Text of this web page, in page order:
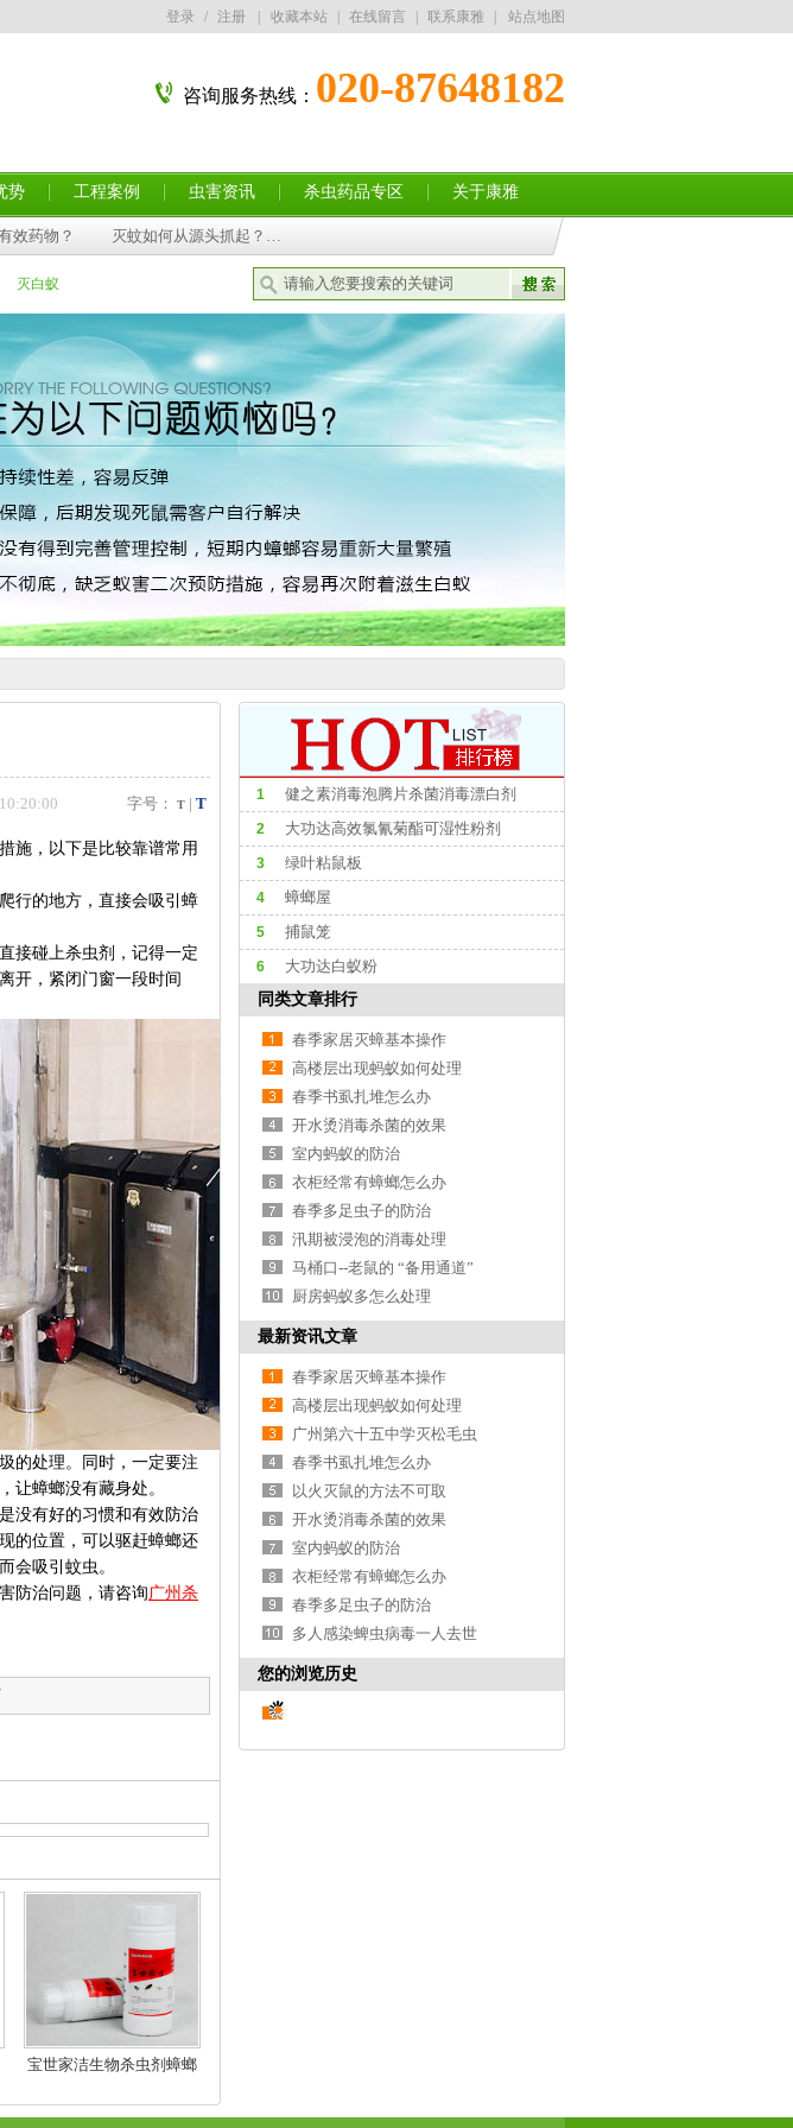
登录 / 注册 收藏本站 在线留言 联系康雅 站点地图
咨询服务热线： 020-87648182
势 工程案例 虫害资讯 杀虫药品专区 关于康雅
效药物？ 灭蚊如何从源头抓起？…
灭白蚁
字号： T | T
施，以下是比较靠谱常用
行的地方，直接会吸引蟑
接碰上杀虫剂，记得一定
开，紧闭门窗一段时间
的处理。同时，一定要注
让蟑螂没有藏身处。
没有好的习惯和有效防治
的位置，可以驱赶蟑螂还
会吸引蚊虫。
防治问题，请咨询广州杀
宝世家洁生物杀虫剂蟑螂
1 健之素消毒泡腾片杀菌消毒漂白剂
2 大功达高效氯氰菊酯可湿性粉剂
3 绿叶粘鼠板
4 蟑螂屋
5 捕鼠笼
6
大功达白蚁粉
同类文章排行
春季家居灭蟑基本操作
高楼层出现蚂蚁如何处理
春季书虱扎堆怎么办
开水烫消毒杀菌的效果
室内蚂蚁的防治
衣柜经常有蟑螂怎么办
春季多足虫子的防治
汛期被浸泡的消毒处理
马桶口--老鼠的 “备用通道”
厨房蚂蚁多怎么处理
最新资讯文章
春季家居灭蟑基本操作
高楼层出现蚂蚁如何处理
广州第六十五中学灭松毛虫
春季书虱扎堆怎么办
以火灭鼠的方法不可取
开水烫消毒杀菌的效果
室内蚂蚁的防治
衣柜经常有蟑螂怎么办
春季多足虫子的防治
多人感染蜱虫病毒一人去世
您的浏览历史